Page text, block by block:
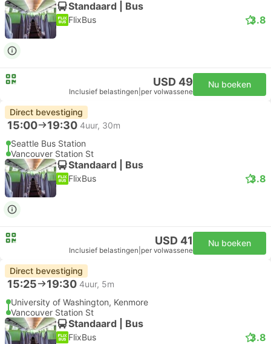
Standaard | Bus
FlixBus 3.8
USD 49
Inclusief belastingen per volwassene
Nu boeken
Direct bevestiging
15:00 19:30 4uur, 30m
Seattle Bus Station
Vancouver Station St
Standaard | Bus
FlixBus 3.8
USD 41
Inclusief belastingen per volwassene
Nu boeken
Direct bevestiging
15:25 19:30 4uur, 5m
University of Washington, Kenmore
Vancouver Station St
Standaard | Bus
FlixBus 3.8